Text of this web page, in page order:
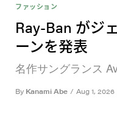
ファッション
Ray-Ban がジ
ーンを発表
名作サングランス
By Kanami Abe / Aug 1, 2026